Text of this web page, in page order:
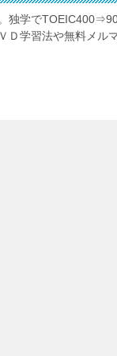
独学で
Ｄ学習法や無料メル